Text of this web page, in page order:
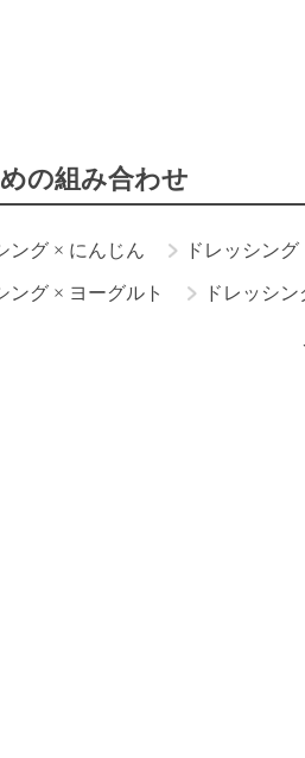
の組み合わせ
ング × にんじん ドレッシング
ング × ヨーグルト ドレッシン